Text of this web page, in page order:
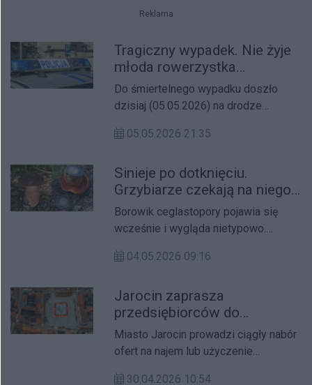
zaparkowanego na terenie
i alkohol oraz zniszczył wnętrze
pojazdu.
Reklama
Tragiczny wypadek. Nie żyje
młoda rowerzystka
potrącona przez samochód
ciężarowy
Do śmiertelnego wypadku doszło
dzisiaj (05.05.2026) na drodze
Zakrzewem w powiecie jarocińskim.
05.05.2026 21:35
Sinieje po dotknięciu.
Grzybiarze czekają na niego
od maja
Borowik ceglastopory pojawia się
wcześnie i wygląda nietypowo.
szybkie sinienie potrafią odstraszyć,
przysmak.
04.05.2026 09:16
Jarocin zaprasza
przedsiębiorców do
prowadzenia ogródków i
punktów gastronomicznych.
Trwa nabór ofert
Miasto Jarocin prowadzi ciągły nabór
ofert na najem lub użyczenie
30.04.2026 10:54